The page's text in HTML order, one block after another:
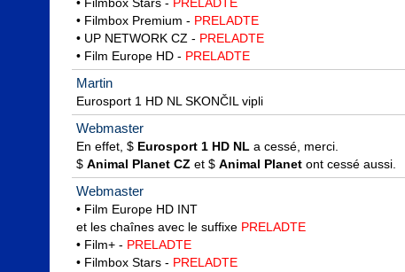
• Filmbox Premium - PRELADTE
• UP NETWORK CZ - PRELADTE
• Film Europe HD - PRELADTE
Martin
Eurosport 1 HD NL SKONČIL vipli
Webmaster
En effet, $ Eurosport 1 HD NL a cessé, merci.
$ Animal Planet CZ et $ Animal Planet ont cessé aussi.
Webmaster
• Film Europe HD INT
et les chaînes avec le suffixe PRELADTE
• Film+ - PRELADTE
• Filmbox Stars - PRELADTE